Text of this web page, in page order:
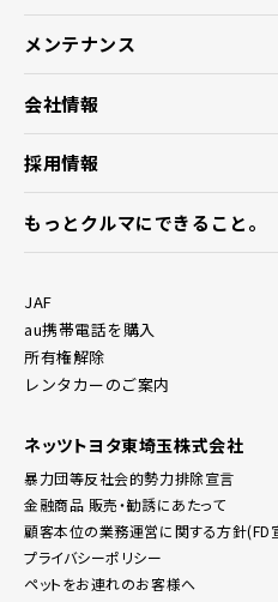
メンテナンス
会社情報
採用情報
もっとクルマにできること。
JAF
au携帯電話を購入
所有権解除
レンタカーのご案内
ネッツトヨタ東埼玉株式会社
暴力団等反社会的勢力排除宣言
金融商品 販売・勧誘にあたって
顧客本位の業務運営に関する方針(FD
プライバシーポリシー
ペットをお連れのお客様へ